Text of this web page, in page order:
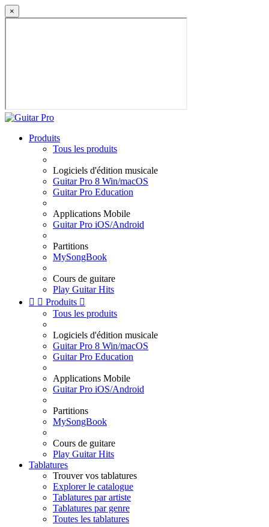
×
Produits
Tous les produits
Logiciels d'édition musicale
Guitar Pro 8 Win/macOS
Guitar Pro Education
Applications Mobile
Guitar Pro iOS/Android
Partitions
MySongBook
Cours de guitare
Play Guitar Hits
  Produits 
Tous les produits
Logiciels d'édition musicale
Guitar Pro 8 Win/macOS
Guitar Pro Education
Applications Mobile
Guitar Pro iOS/Android
Partitions
MySongBook
Cours de guitare
Play Guitar Hits
Tablatures
Trouver vos tablatures
Explorer le catalogue
Tablatures par artiste
Tablatures par genre
Toutes les tablatures